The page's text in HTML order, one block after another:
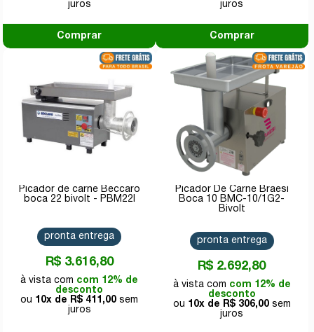
Comprar Comprar
Picador de carne Beccaro
boca 22 bivolt - PBM22I
R$ 3.616,80
com 12% de
desconto
10x de
R$ 411,00
pronta entrega
Picador De Carne Braesi
Boca 10 BMC-10/1G2-
Bivolt
R$ 2.692,80
com 12% de
desconto
10x de
R$ 306,00
pronta entrega